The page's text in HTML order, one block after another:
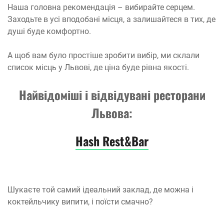
Наша головна рекомендація – вибирайте серцем.
Заходьте в усі вподобані місця, а залишайтеся в тих, де
душі буде комфортно.
А щоб вам було простіше зробити вибір, ми склали
список місць у Львові, де ціна буде рівна якості.
Найвідоміші і відвідувані ресторани
Львова:
Hash Rest&Bar
Шукаєте той самий ідеальний заклад, де можна і
коктейльчику випити, і поїсти смачно?